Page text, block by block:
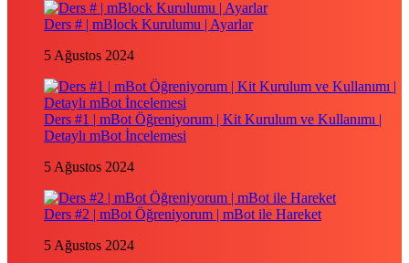
Ders # | mBlock Kurulumu | Ayarlar
5 Ağustos 2024
Ders #1 | mBot Öğreniyorum | Kit Kurulum ve Kullanımı |
Detaylı mBot İncelemesi
5 Ağustos 2024
Ders #2 | mBot Öğreniyorum | mBot ile Hareket
5 Ağustos 2024